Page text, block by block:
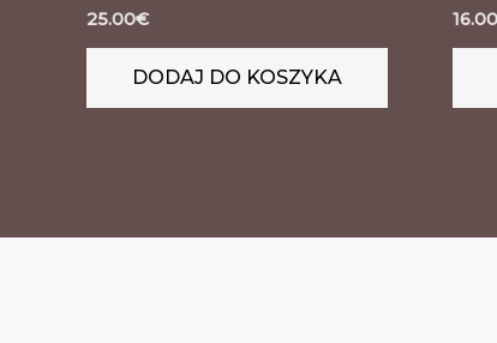
25.00€
DODAJ DO KOSZYKA
16.00